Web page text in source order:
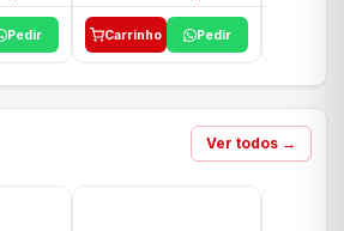
Pedir Carrinho Pedir
Ver todos →